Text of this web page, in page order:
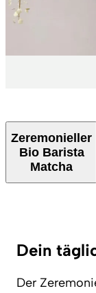
Zeremonieller
Bio Barista
Matcha
Dein
Der